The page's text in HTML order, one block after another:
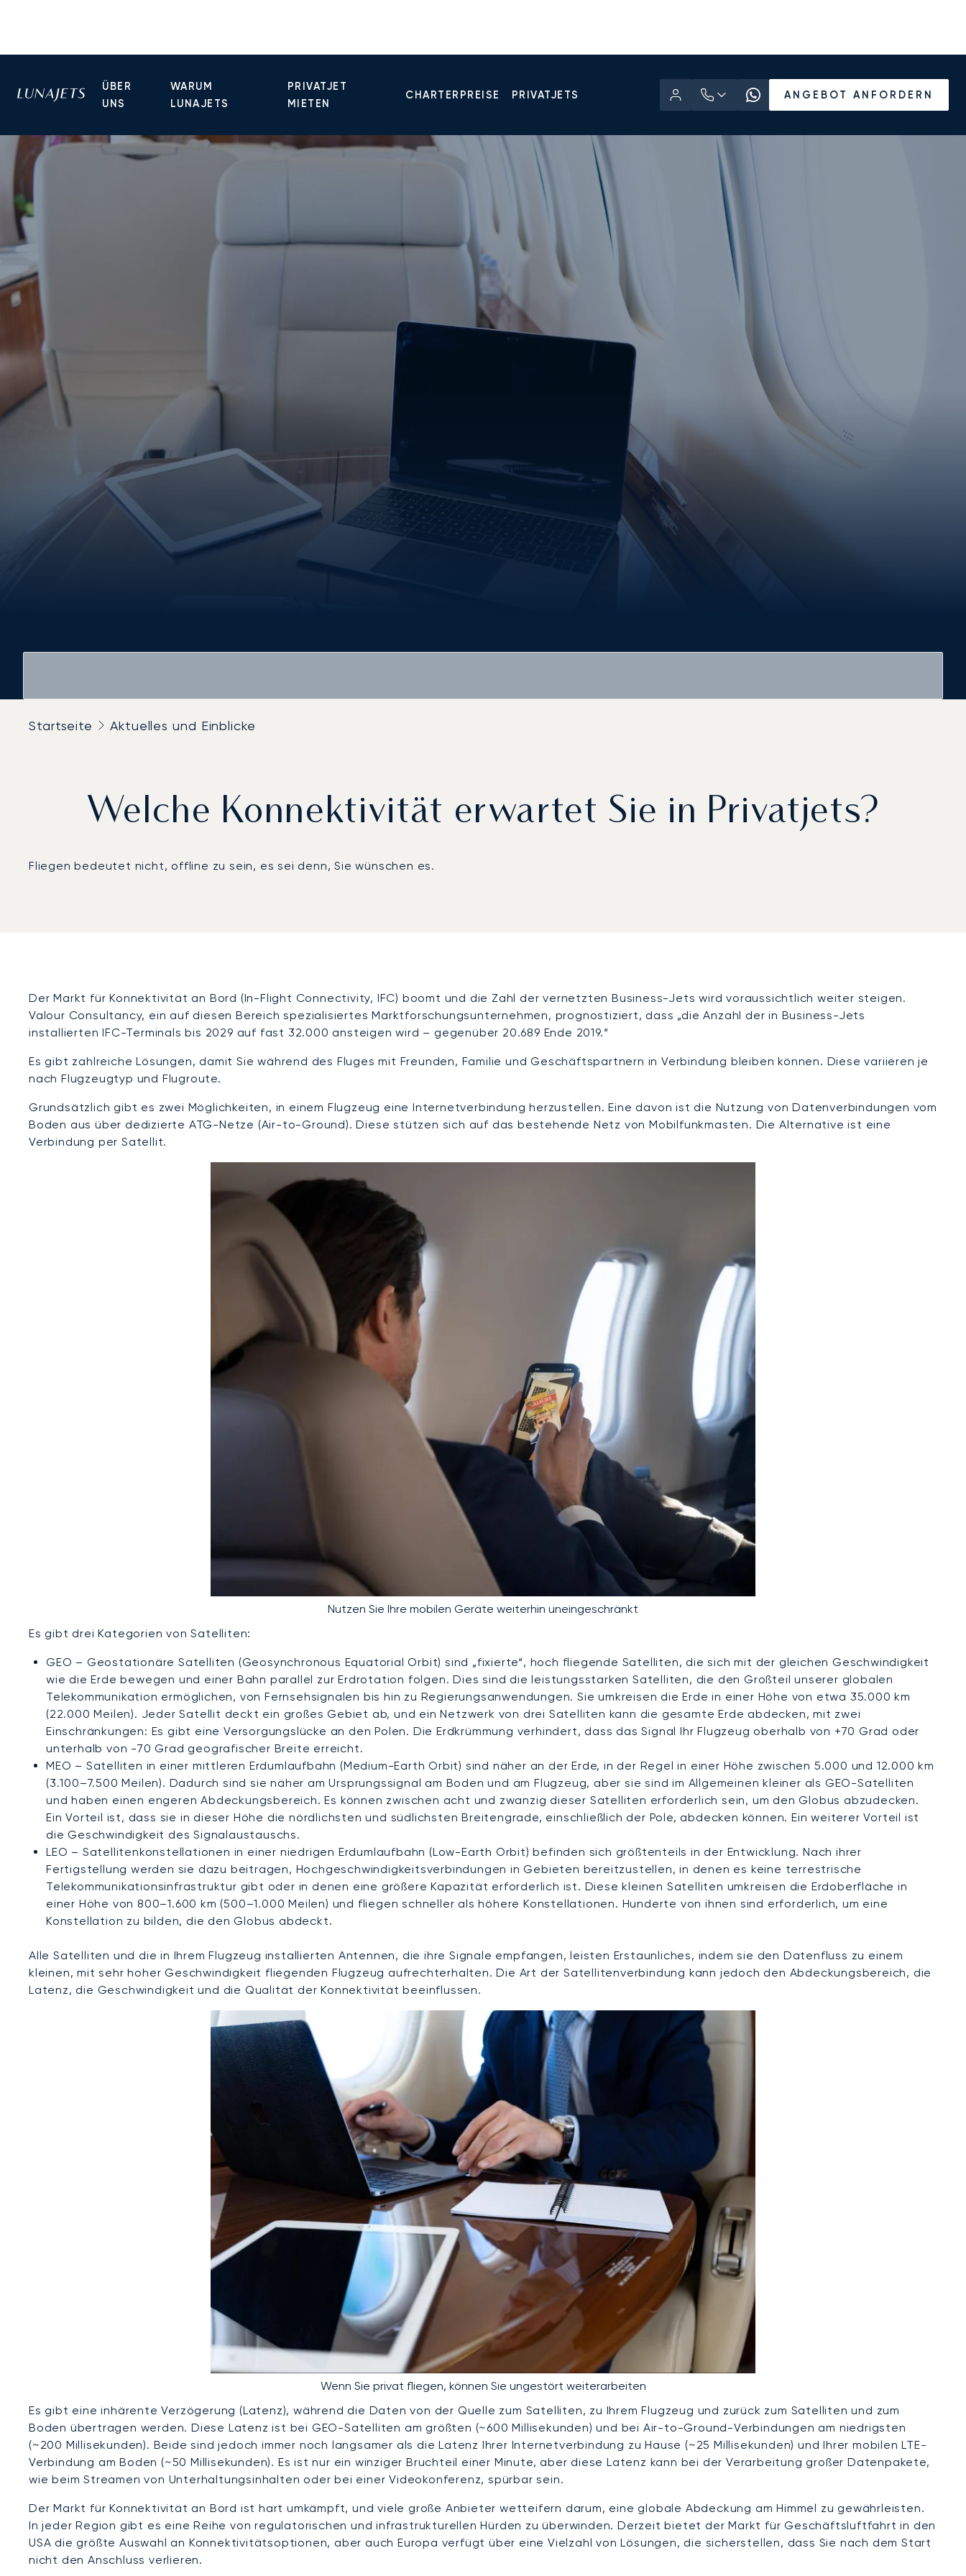
ÜBER
UNS
WARUM
LUNAJETS
PRIVATJET
MIETEN
CHARTERPREISE PRIVATJETS ANGEBOT ANFORDERN
Startseite Aktuelles und Einblicke
Welche Konnektivität erwartet Sie in Privatjets?
Fliegen bedeutet nicht, offline zu sein, es sei denn, Sie wünschen es.
Der Markt für Konnektivität an Bord (In-Flight Connectivity, IFC) boomt und die Zahl der vernetzten Business-Jets wird voraussichtlich weiter steigen.
Valour Consultancy, ein auf diesen Bereich spezialisiertes Marktforschungsunternehmen, prognostiziert, dass „die Anzahl der in Business-Jets
installierten IFC-Terminals bis 2029 auf fast 32.000 ansteigen wird – gegenüber 20.689 Ende 2019.“
Es gibt zahlreiche Lösungen, damit Sie während des Fluges mit Freunden, Familie und Geschäftspartnern in Verbindung bleiben können. Diese variieren je
nach Flugzeugtyp und Flugroute.
Grundsätzlich gibt es zwei Möglichkeiten, in einem Flugzeug eine Internetverbindung herzustellen. Eine davon ist die Nutzung von Datenverbindungen vom
Boden aus über dedizierte ATG-Netze (Air-to-Ground). Diese stützen sich auf das bestehende Netz von Mobilfunkmasten. Die Alternative ist eine
Verbindung per Satellit.
Nutzen Sie Ihre mobilen Geräte weiterhin uneingeschränkt
Es gibt drei Kategorien von Satelliten:
GEO – Geostationäre Satelliten (Geosynchronous Equatorial Orbit) sind „fixierte“, hoch fliegende Satelliten, die sich mit der gleichen Geschwindigkeit
wie die Erde bewegen und einer Bahn parallel zur Erdrotation folgen. Dies sind die leistungsstarken Satelliten, die den Großteil unserer globalen
Telekommunikation ermöglichen, von Fernsehsignalen bis hin zu Regierungsanwendungen. Sie umkreisen die Erde in einer Höhe von etwa 35.000 km
(22.000 Meilen). Jeder Satellit deckt ein großes Gebiet ab, und ein Netzwerk von drei Satelliten kann die gesamte Erde abdecken, mit zwei
Einschränkungen: Es gibt eine Versorgungslücke an den Polen. Die Erdkrümmung verhindert, dass das Signal Ihr Flugzeug oberhalb von +70 Grad oder
unterhalb von -70 Grad geografischer Breite erreicht.
MEO – Satelliten in einer mittleren Erdumlaufbahn (Medium-Earth Orbit) sind näher an der Erde, in der Regel in einer Höhe zwischen 5.000 und 12.000 km
(3.100–7.500 Meilen). Dadurch sind sie näher am Ursprungssignal am Boden und am Flugzeug, aber sie sind im Allgemeinen kleiner als GEO-Satelliten
und haben einen engeren Abdeckungsbereich. Es können zwischen acht und zwanzig dieser Satelliten erforderlich sein, um den Globus abzudecken.
Ein Vorteil ist, dass sie in dieser Höhe die nördlichsten und südlichsten Breitengrade, einschließlich der Pole, abdecken können. Ein weiterer Vorteil ist
die Geschwindigkeit des Signalaustauschs.
LEO – Satellitenkonstellationen in einer niedrigen Erdumlaufbahn (Low-Earth Orbit) befinden sich größtenteils in der Entwicklung. Nach ihrer
Fertigstellung werden sie dazu beitragen, Hochgeschwindigkeitsverbindungen in Gebieten bereitzustellen, in denen es keine terrestrische
Telekommunikationsinfrastruktur gibt oder in denen eine größere Kapazität erforderlich ist. Diese kleinen Satelliten umkreisen die Erdoberfläche in
einer Höhe von 800–1.600 km (500–1.000 Meilen) und fliegen schneller als höhere Konstellationen. Hunderte von ihnen sind erforderlich, um eine
Konstellation zu bilden, die den Globus abdeckt.
Alle Satelliten und die in Ihrem Flugzeug installierten Antennen, die ihre Signale empfangen, leisten Erstaunliches, indem sie den Datenfluss zu einem
kleinen, mit sehr hoher Geschwindigkeit fliegenden Flugzeug aufrechterhalten. Die Art der Satellitenverbindung kann jedoch den Abdeckungsbereich, die
Latenz, die Geschwindigkeit und die Qualität der Konnektivität beeinflussen.
Wenn Sie privat fliegen, können Sie ungestört weiterarbeiten
Es gibt eine inhärente Verzögerung (Latenz), während die Daten von der Quelle zum Satelliten, zu Ihrem Flugzeug und zurück zum Satelliten und zum
Boden übertragen werden. Diese Latenz ist bei GEO-Satelliten am größten (~600 Millisekunden) und bei Air-to-Ground-Verbindungen am niedrigsten
(~200 Millisekunden). Beide sind jedoch immer noch langsamer als die Latenz Ihrer Internetverbindung zu Hause (~25 Millisekunden) und Ihrer mobilen LTE-
Verbindung am Boden (~50 Millisekunden). Es ist nur ein winziger Bruchteil einer Minute, aber diese Latenz kann bei der Verarbeitung großer Datenpakete,
wie beim Streamen von Unterhaltungsinhalten oder bei einer Videokonferenz, spürbar sein.
Der Markt für Konnektivität an Bord ist hart umkämpft, und viele große Anbieter wetteifern darum, eine globale Abdeckung am Himmel zu gewährleisten.
In jeder Region gibt es eine Reihe von regulatorischen und infrastrukturellen Hürden zu überwinden. Derzeit bietet der Markt für Geschäftsluftfahrt in den
USA die größte Auswahl an Konnektivitätsoptionen, aber auch Europa verfügt über eine Vielzahl von Lösungen, die sicherstellen, dass Sie nach dem Start
nicht den Anschluss verlieren.